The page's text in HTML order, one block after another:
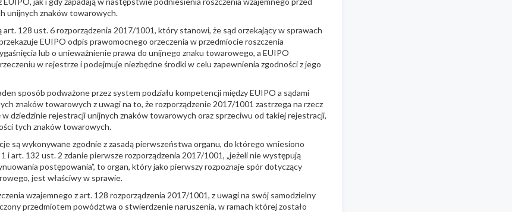
unijnych znaków towarowych.
art. 128 ust. 6 rozporządzenia 2017/1001, który stanowi, że sąd orzekający w sprawach
EUIPO odpis prawomocnego orzeczenia w przedmiocie roszczenia
lub o unieważnienie prawa do unijnego znaku towarowego, a EUIPO
w rejestrze i podejmuje niezbędne środki w celu zapewnienia zgodności z jego
sposób podważone przez system podziału kompetencji między EUIPO a sądami
znaków towarowych z uwagi na to, że rozporządzenie 2017/1001 zastrzega na rzecz
dziedzinie rejestracji unijnych znaków towarowych oraz sprzeciwu od takiej rejestracji,
tych znaków towarowych.
są wykonywane zgodnie z zasadą pierwszeństwa organu, do którego wniesiono
i art. 132 ust. 2 zdanie pierwsze rozporządzenia 2017/1001, „jeżeli nie występują
postępowania”, to organ, który jako pierwszy rozpoznaje spór dotyczący
jest właściwy w sprawie.
wzajemnego z art. 128 rozporządzenia 2017/1001, z uwagi na swój samodzielny
przedmiotem powództwa o stwierdzenie naruszenia, w ramach której zostało